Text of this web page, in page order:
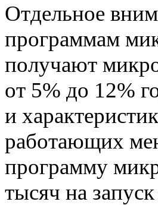
Отдельное
программам
получают
от 5% до 12%
и
работающих
программу
тысяч на